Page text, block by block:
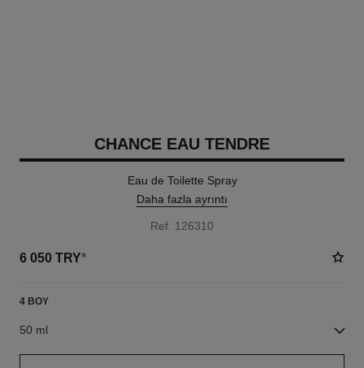
CHANCE EAU TENDRE
Eau de Toilette Spray
Daha fazla ayrıntı
Ref. 126310
6 050 TRY*
4 BOY
50 ml